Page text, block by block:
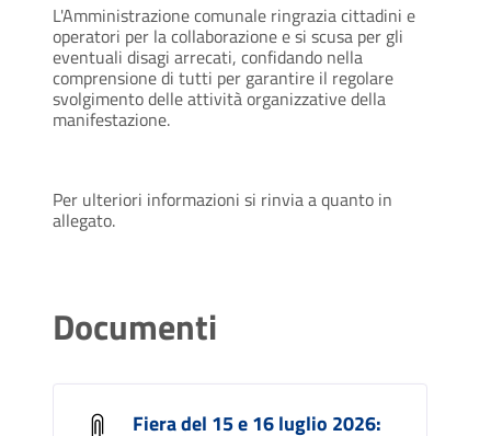
L'Amministrazione comunale ringrazia cittadini e
operatori per la collaborazione e si scusa per gli
eventuali disagi arrecati, confidando nella
comprensione di tutti per garantire il regolare
svolgimento delle attività organizzative della
manifestazione.
Per ulteriori informazioni si rinvia a quanto in
allegato.
Documenti
Fiera del 15 e 16 luglio 2026: